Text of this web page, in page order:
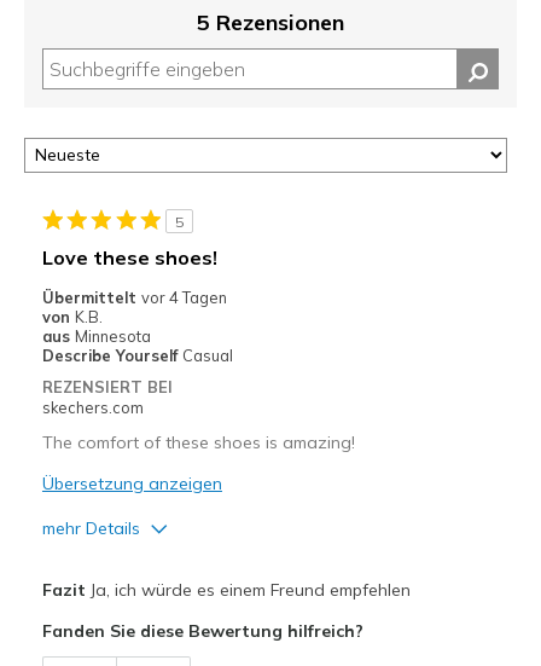
5 Rezensionen
5
Love these shoes!
Übermittelt vor 4 Tagen
von K.B.
aus Minnesota
Describe Yourself Casual
REZENSIERT BEI
skechers.com
The comfort of these shoes is amazing!
Übersetzung anzeigen
mehr Details
Comfortable
Fazit Ja, ich würde es einem Freund empfehlen
Fanden Sie diese Bewertung hilfreich?